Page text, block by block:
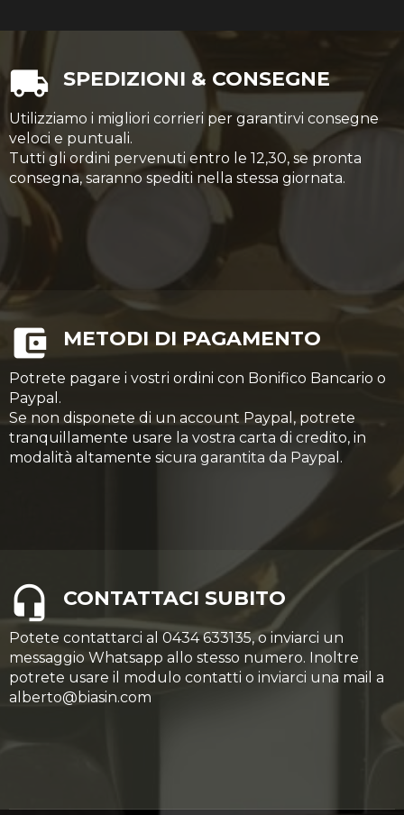
SPEDIZIONI & CONSEGNE
Utilizziamo i migliori corrieri per garantirvi consegne
veloci e puntuali.
Tutti gli ordini pervenuti entro le 12,30, se pronta
consegna, saranno spediti nella stessa giornata.
METODI DI PAGAMENTO
Potrete pagare i vostri ordini con Bonifico Bancario o
Paypal.
Se non disponete di un account Paypal, potrete
tranquillamente usare la vostra carta di credito, in
modalità altamente sicura garantita da Paypal.
CONTATTACI SUBITO
Potete contattarci al 0434 633135, o inviarci un
messaggio Whatsapp allo stesso numero. Inoltre
potrete usare il modulo contatti o inviarci una mail a
alberto@biasin.com